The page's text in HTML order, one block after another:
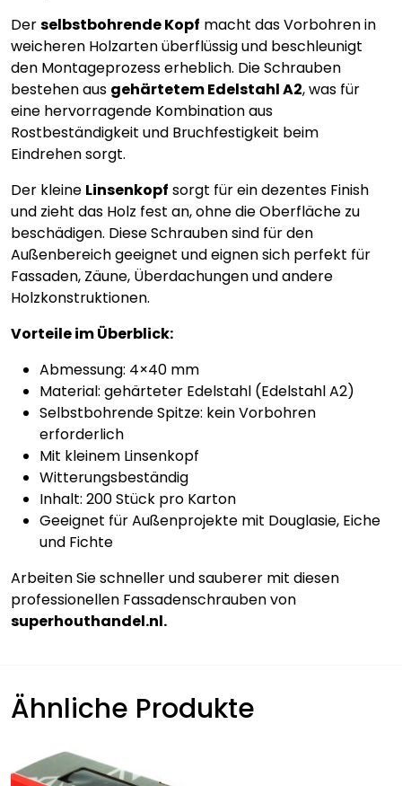
Derselbstbohrende Kopf macht das Vorbohren in
weicheren Holzarten überflüssig und beschleunigt
den Montageprozess erheblich. Die Schrauben
bestehen aus gehärtetem Edelstahl A2, was für
eine hervorragende Kombination aus
Rostbeständigkeit und Bruchfestigkeit beim
Eindrehen sorgt.
Der kleine Linsenkopf sorgt für ein dezentes Finish
und zieht das Holz fest an, ohne die Oberfläche zu
beschädigen. Diese Schrauben sind für den
Außenbereich geeignet und eignen sich perfekt für
Fassaden, Zäune, Überdachungen und andere
Holzkonstruktionen.
Vorteile im Überblick:
Abmessung: 4×40 mm
Material: gehärteter Edelstahl (Edelstahl A2)
Selbstbohrende Spitze: kein Vorbohren
erforderlich
Mit kleinem Linsenkopf
Witterungsbeständig
Inhalt: 200 Stück pro Karton
Geeignet für Außenprojekte mit Douglasie, Eiche
und Fichte
Arbeiten Sie schneller und sauberer mit diesen
professionellen Fassadenschrauben von
superhouthandel.nl.
Ähnliche Produkte